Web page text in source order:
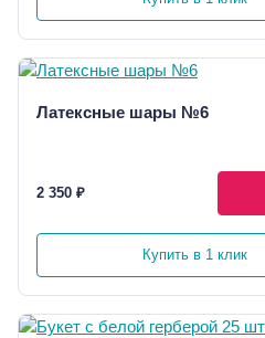
Латексные шары №6
2 350 ₽
Купить в 1 клик